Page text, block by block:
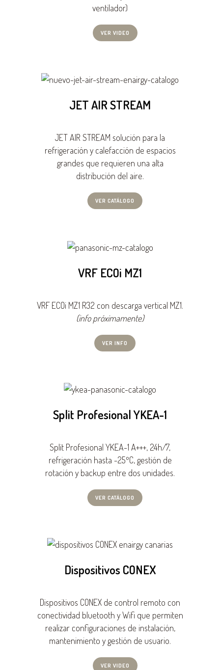
ventilador)
VER VIDEO
JET AIR STREAM
JET AIR STREAM solución para la
refrigeración y calefacción de espacios
grandes que requieren una alta
distribución del aire.
VER CATÁLOGO
VRF ECOi MZ1
VRF ECOi MZ1 R32 con descarga vertical MZ1.
(info próximamente)
VER INFO
Split Profesional YKEA-1
Split Profesional YKEA-1 A+++, 24h/7,
refrigeración hasta -25ºC, gestión de
rotación y backup entre dos unidades.
VER CATÁLOGO
Dispositivos CONEX
Dispositivos CONEX de control remoto con
conectividad bluetooth y Wifi que permiten
realizar configuraciones de instalación,
mantenimiento y gestión de usuario.
VER VIDEO